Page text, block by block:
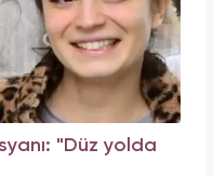
"Düz yolda